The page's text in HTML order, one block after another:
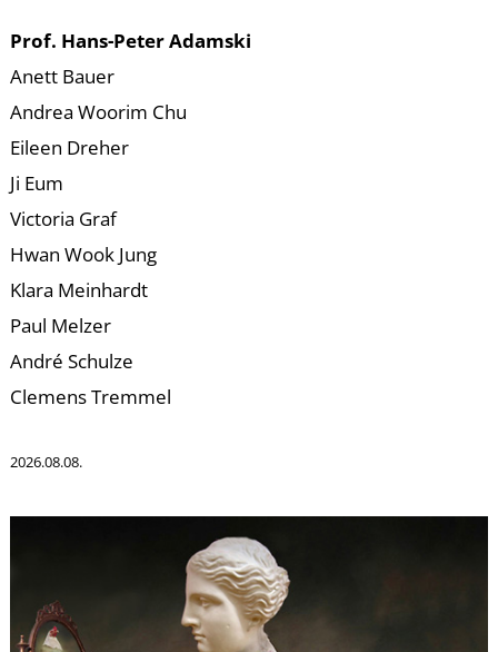
Prof. Hans-Peter Adamski
Anett Bauer
Andrea Woorim Chu
Eileen Dreher
Ji Eum
Victoria Graf
Hwan Wook Jung
Klara Meinhardt
Paul Melzer
André Schulze
Clemens Tremmel
2026.08.08.